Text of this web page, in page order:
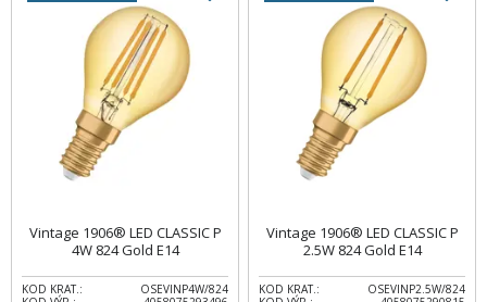
Vintage 1906® LED CLASSIC P
4W 824 Gold E14
KOD KRAT.:
OSEVINP4W/824
Vintage 1906® LED CLASSIC P
2.5W 824 Gold E14
KOD KRAT.:
OSEVINP2.5W/824